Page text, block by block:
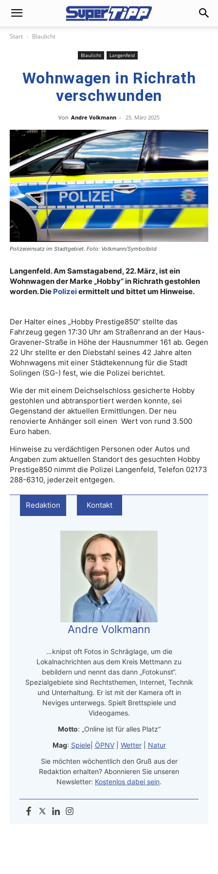
Start Blaulicht
Blaulicht Langenfeld
Wohnwagen in Richrath
verschwunden
Von Andre Volkmann - 25. März 2025
Polizeieinsatz im Stadtgebiet. Foto: Volkmann/Symbolbild
Langenfeld. Am Samstagabend, 22. März, ist ein
Wohnwagen der Marke „Hobby“ in Richrath gestohlen
worden. Die Polizeiermittelt und bittet um Hinweise.
Der Halter eines „Hobby Prestige850“ stellte das
Fahrzeug gegen 17:30 Uhr am Straßenrand an der Haus-
Gravener-Straße in Höhe der Hausnummer 161 ab. Gegen
22 Uhr stellte er den Diebstahl seines 42 Jahre alten
Wohnwagens mit einer Städtekennung für die Stadt
Solingen (SG-) fest, wie die Polizei berichtet.
Wie der mit einem Deichselschloss gesicherte Hobby
gestohlen und abtransportiert werden konnte, sei
Gegenstand der aktuellen Ermittlungen. Der neu
renovierte Anhänger soll einen Wert von rund 3.500
Euro haben.
Hinweise zu verdächtigen Personen oder Autos und
Angaben zum aktuellen Standort des gesuchten Hobby
Prestige850 nimmt die Polizei Langenfeld, Telefon 02173
288-6310, jederzeit entgegen.
Redaktion Kontakt
Andre Volkmann
…knipst oft Fotos in Schräglage, um die
Lokalnachrichten aus dem Kreis Mettmann zu
bebildern und nennt das dann „Fotokunst“.
Spezialgebiete sind Rechtsthemen, Internet, Technik
und Unterhaltung. Er ist mit der Kamera oft in
Neviges unterwegs. Spielt Brettspiele und
Videogames.
Motto: „Online ist für alles Platz“
Mag: Spiele| ÖPNV| Wetter| Natur
Sie möchten wöchentlich den Gruß aus der
Redaktion erhalten? Abonnieren Sie unseren
Newsletter: Kostenlos dabei sein.